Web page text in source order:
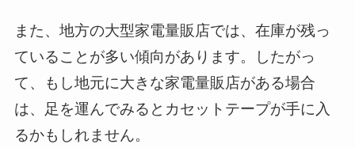
また、地方の大型家電量販店では、在庫が残っ
ていることが多い傾向があります。したがっ
て、もし地元に大きな家電量販店がある場合
は、足を運んでみるとカセットテープが手に入
るかもしれません。